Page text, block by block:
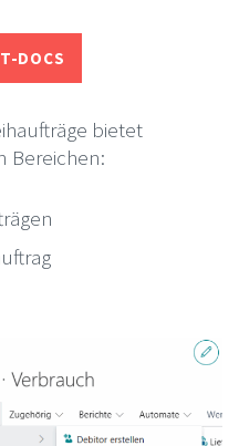
DOCS
bietet
Bereichen: